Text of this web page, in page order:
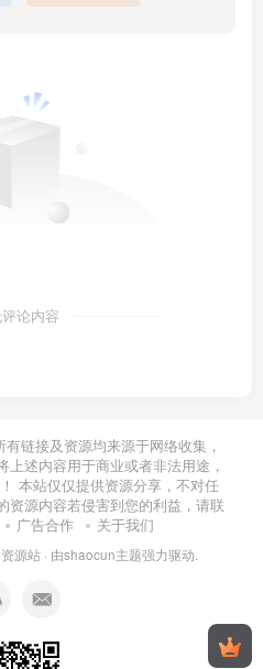
论内容
链接及资源均来源于网络收集，
述内容用于商业或者非法用途，
本站仅仅提供资源分享，不对任
资源内容若侵害到您的利益，请联
广告合作 关于我们
源站 · 由shaocun主题强力驱动.